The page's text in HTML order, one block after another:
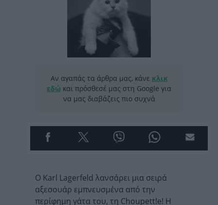
Αν αγαπάς τα άρθρα μας, κάνε κλικ
εδώ και πρόσθεσέ μας στη Google για
να μας διαβάζεις πιο συχνά
O Karl Lagerfeld λανσάρει μια σειρά
αξεσουάρ εμπνευσμένα από την
περίφημη γάτα του, τη Choupett!e! Η